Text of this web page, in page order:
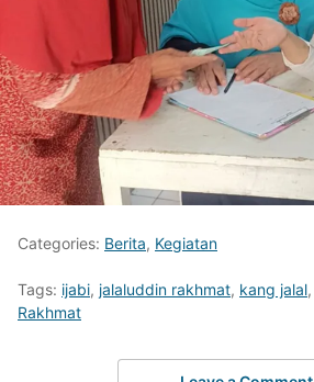
Categories: Berita, Kegiatan
Tags: ijabi, jalaluddin rakhmat, kang jalal,
Rakhmat